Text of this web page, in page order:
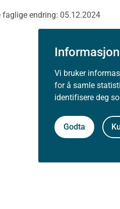
Vi bruker
for å samle
identifisere deg
Godta
faglige endring: 05.12.2024